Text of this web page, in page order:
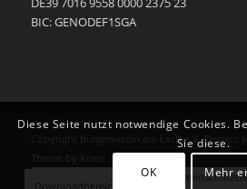
BIC: GENODEF1SGA
Copyright Bürgerverein am Lech e.V. Design:
Theme by Kriesi
Impressum/Disclaimer
Downloadbereich
Diese Seite nutzt notwendige Cookies.
Sie diese.
OK
Mehr